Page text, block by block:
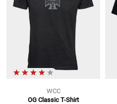
WCC
OG Classic T-Shirt